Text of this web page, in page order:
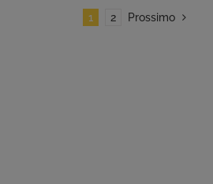
1 2 Prossimo